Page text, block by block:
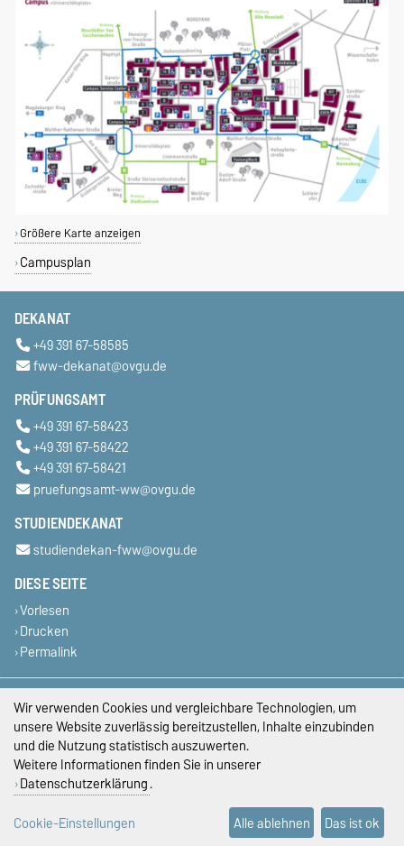
Größere Karte anzeigen
Campusplan
DEKANAT
+49 391 67-58585
fww-dekanat@ovgu.de
PRÜFUNGSAMT
+49 391 67-58423
+49 391 67-58422
+49 391 67-58421
pruefungsamt-ww@ovgu.de
STUDIENDEKANAT
studiendekan-fww@ovgu.de
DIESE SEITE
Vorlesen
Drucken
Permalink
Impressum
Datenschutz
Barrierefreiheit
Cookie-Einstellungen
Wir verwenden Cookies und vergleichbare Technologien, um
unsere Website zuverlässig bereitzustellen, Inhalte einzubinden
und die Nutzung statistisch auszuwerten.
Weitere Informationen finden Sie in unserer
Datenschutzerklärung.
Cookie-Einstellungen
Alle ablehnen Das ist ok